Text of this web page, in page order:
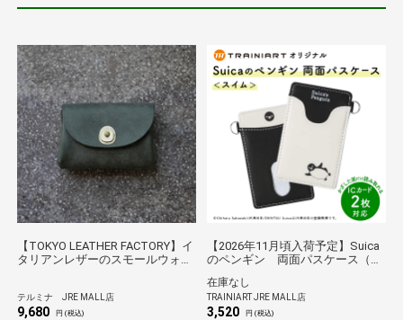
【TOKYO LEATHER FACTORY】イ
タリアンレザーのスモールウォレ
テルミナ JRE MALL店
9,680 円 (税込)
【2026年11月頃入荷予定】Suica
のペンギン 両面パスケース（ス
在庫なし
TRAINIART JRE MALL店
3,520 円 (税込)